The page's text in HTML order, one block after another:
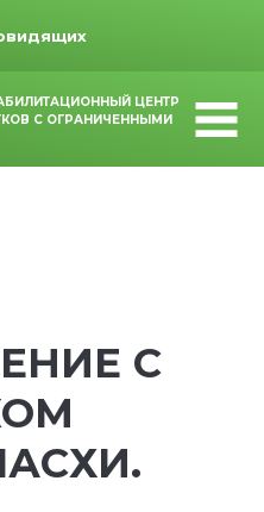
ЦЕНТР
С ОГРАНИЧЕННЫМИ
С